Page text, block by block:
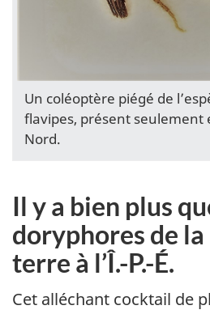
Un coléoptère piégé de
flavipes, présent seulement
Nord.
Il y a bien plus
doryphores de
terre à l’Î.-P.-É.
Cet alléchant cocktail de